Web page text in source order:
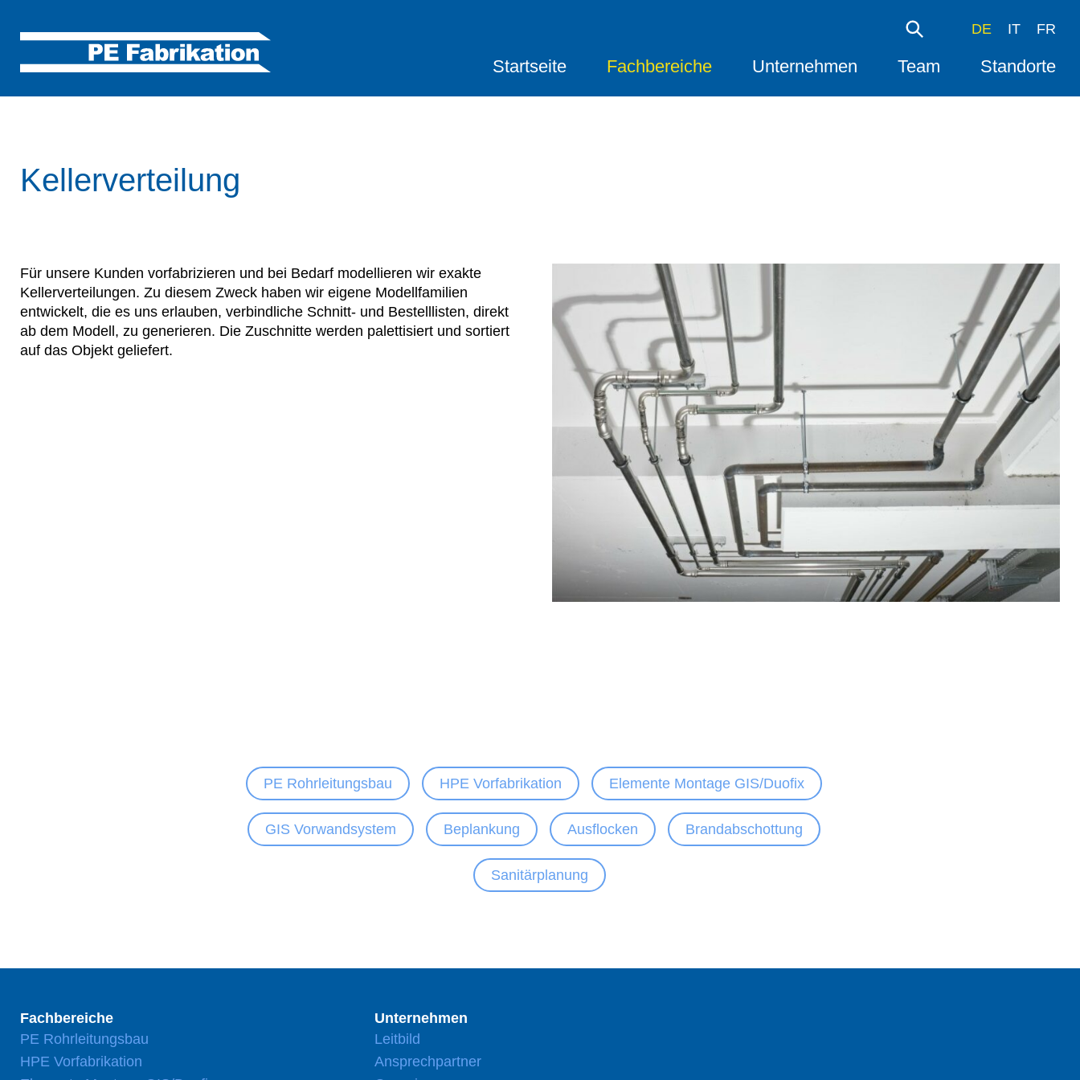
DE IT FR
Startseite Fachbereiche Unternehmen Team Standorte
Kellerverteilung
Für unsere Kunden vorfabrizieren und bei Bedarf modellieren wir exakte
Kellerverteilungen. Zu diesem Zweck haben wir eigene Modellfamilien
entwickelt, die es uns erlauben, verbindliche Schnitt- und Bestelllisten, direkt
ab dem Modell, zu generieren. Die Zuschnitte werden palettisiert und sortiert
auf das Objekt geliefert.
PE Rohrleitungsbau HPE Vorfabrikation Elemente Montage GIS/Duofix
GIS Vorwandsystem Beplankung Ausflocken Brandabschottung
Sanitärplanung
Fachbereiche
PE Rohrleitungsbau
HPE Vorfabrikation
Unternehmen
Leitbild
Ansprechpartner